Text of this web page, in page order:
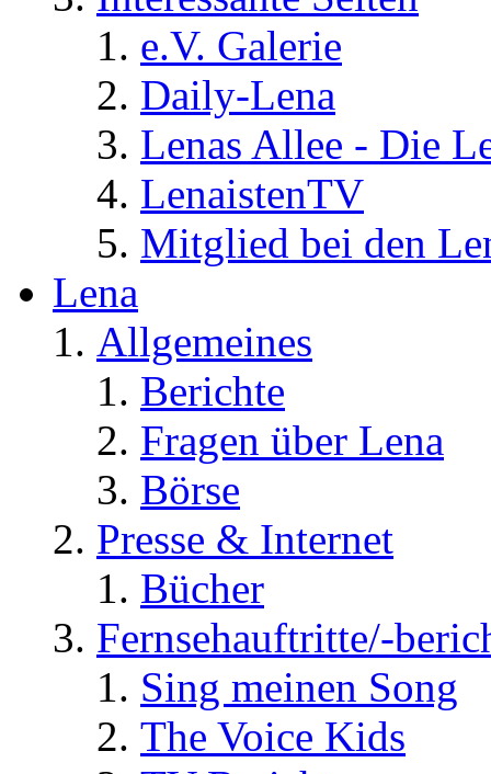
e.V. Galerie
Daily-Lena
Lenas Allee - Die
LenaistenTV
Mitglied bei den
Lena
Allgemeines
Berichte
Fragen über Lena
Börse
Presse & Internet
Bücher
Fernsehauftritte/-
Sing meinen Song
The Voice Kids